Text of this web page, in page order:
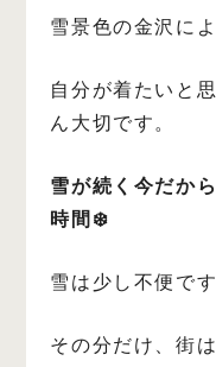
雪景色の金沢に
自分が着たいと
ん大切です。
雪が続く今だか
時間❄️
雪は少し不便です
その分だけ、街